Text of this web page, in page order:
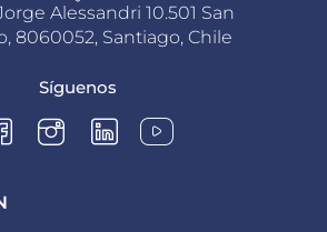
Alessandri 10.501 San
8060052, Santiago, Chile
Síguenos